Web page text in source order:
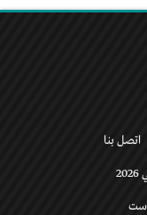
اتصل بنا